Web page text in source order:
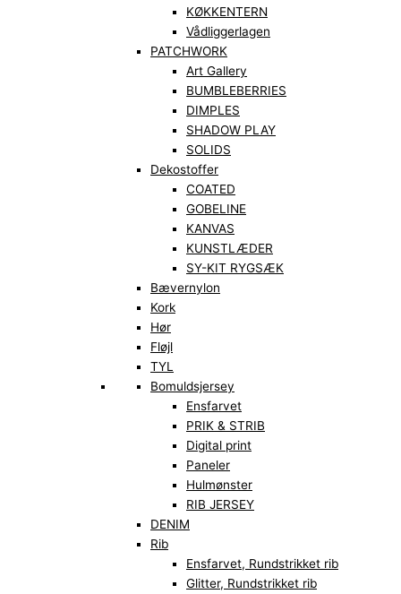
KØKKENTERN
Vådliggerlagen
PATCHWORK
Art Gallery
BUMBLEBERRIES
DIMPLES
SHADOW PLAY
SOLIDS
Dekostoffer
COATED
GOBELINE
KANVAS
KUNSTLÆDER
SY-KIT RYGSÆK
Bævernylon
Kork
Hør
Fløjl
TYL
Bomuldsjersey
Ensfarvet
PRIK & STRIB
Digital print
Paneler
Hulmønster
RIB JERSEY
DENIM
Rib
Ensfarvet, Rundstrikket rib
Glitter, Rundstrikket rib